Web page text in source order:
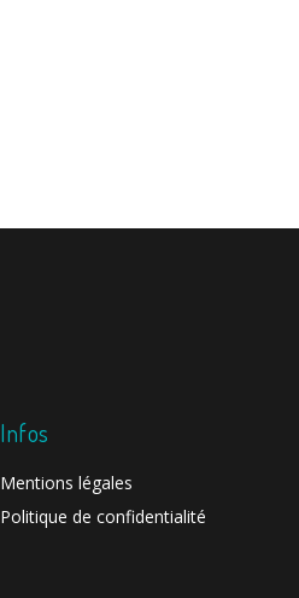
Infos
Mentions légales
Politique de confidentialité